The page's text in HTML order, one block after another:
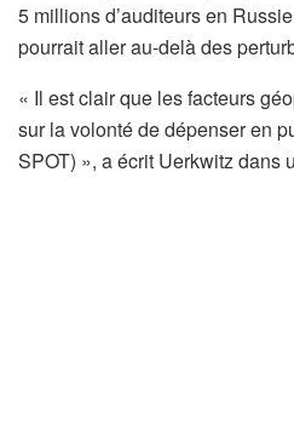
5 millions d’auditeurs en
pourrait aller au-delà des
« Il est clair que les facteurs
sur la volonté de dépenser en
SPOT) », a écrit Uerkwitz dans